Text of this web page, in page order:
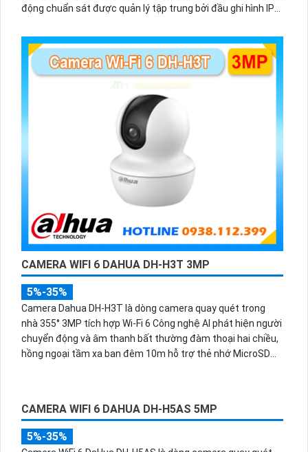
động chuẩn sát được quản lý tập trung bởi đầu ghi hình IP
CAMERA WIFI 6 DAHUA DH-H3T 3MP
5%-35%
Camera Dahua DH-H3T là dòng camera quay quét trong
nhà 355° 3MP tích hợp Wi-Fi 6 Công nghệ AI phát hiện người
chuyển động và âm thanh bất thường đàm thoại hai chiều,
hồng ngoại tầm xa ban đêm 10m hỗ trợ thẻ nhớ MicroSD
CAMERA WIFI 6 DAHUA DH-H5AS 5MP